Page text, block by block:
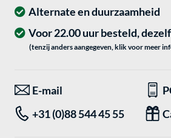
Alternate en duurzaamheid
Voor 22.00 uur besteld,
(tenzij anders aangegeven, klik voor meer
E-mail
+31 (0)88 544 45 55